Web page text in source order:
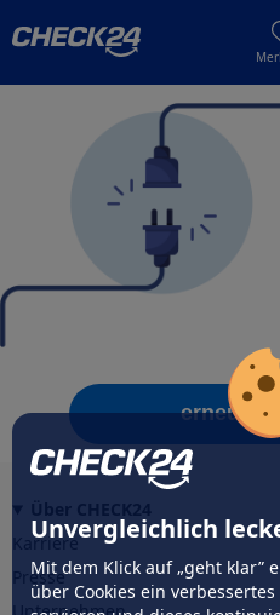
Unvergleichlich
Mit dem Klick auf „geht klar”
über Cookies ein
erneut
Karriere
Presse